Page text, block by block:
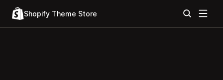
Shopify Theme Store